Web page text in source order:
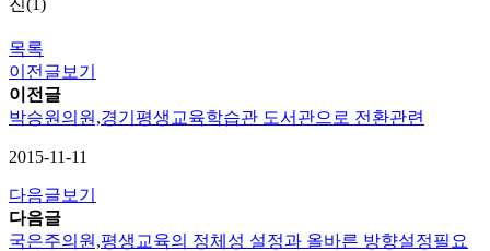
목록
이전글보기
이전글
박승원의원,경기평생교육학습관 도서관으로 전환관련
2015-11-11
다음글보기
다음글
국은주의원,평생교육의 정체성 설정과 올바른 방향설정필요